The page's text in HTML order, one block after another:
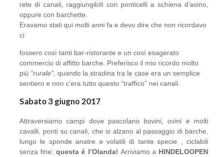
rete di canali, raggiungibili con ponticelli a schiena d’asino,
oppure con barchette.
Eravamo stati qui molti anni fa e devo dire che non ricordavo
ci
fossero così tanti bar-ristorante e un così esagerato
commercio di affitto barche. Preferisco il mio ricordo molto
più “rurale”, quando la stradina tra le case era un semplice
sentiero e non c’era tutto questo “traffico” nei canali.
Sabato 3 giugno 2017
Attraversiamo campi dove pascolano bovini, ovini e molti
cavalli, ponti su canali, che si alzano al passaggio di barche,
lungo le sponde anatre e volatili di tante specie , ciclabili
senza fine:questa è l’Olanda! Arriviamo a HINDELOOPEN